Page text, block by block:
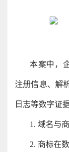
本案中，
注册信息、解
日志等数字证
1. 域名与
2. 商标在